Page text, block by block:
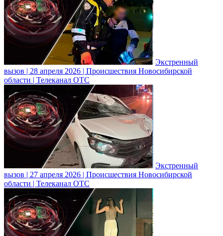
Экстренный
вызов | 28 апреля 2026 | Происшествия Новосибирской
области | Телеканал ОТС
Экстренный
вызов | 27 апреля 2026 | Происшествия Новосибирской
области | Телеканал ОТС